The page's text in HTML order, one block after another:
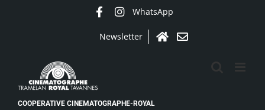
WhatsApp
Newsletter
AccueilContact
COOPERATIVE CINEMATOGRAPHE-ROYAL